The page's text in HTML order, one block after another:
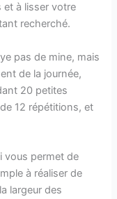
et à lisser votre
recherché.
pas de mine, mais
de la journée,
20 petites
12 répétitions, et
vous permet de
à réaliser de
largeur des